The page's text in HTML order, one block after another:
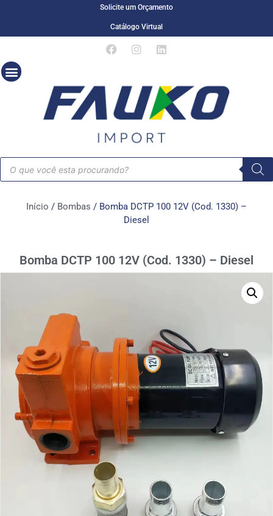
Solicite um Orçamento
Catálogo Virtual
Início / Bombas / Bomba DCTP 100 12V (Cod. 1330) –
Diesel
Bomba DCTP 100 12V (Cod. 1330) – Diesel